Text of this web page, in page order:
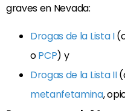
graves en Nevada:
Drogas de la Lista I
oPCP) y
Drogas de la Lista II
metanfetamina,